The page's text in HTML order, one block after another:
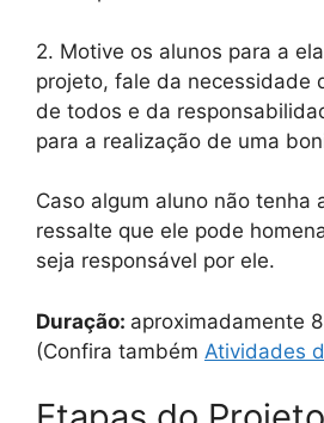
2. Motive os alunos para a
projeto, fale da necessidade
de todos e da
para a realização de uma
Caso algum aluno não tenha
ressalte que ele pode
seja responsável por ele.
Duração: aproximadamente
(Confira também Atividades